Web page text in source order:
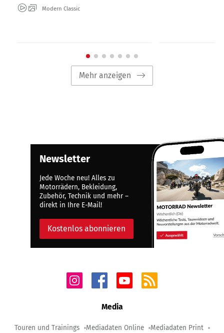
Modern Classic
Mehr anzeigen
Newsletter
Jede Woche neu! Alles zu
Motorrädern, Bekleidung,
Zubehör, Technik und mehr –
direkt in Ihre E-Mail!
Kostenlos abonnieren
Media
Touren und Trainings Mediadaten Online Mediadaten Print